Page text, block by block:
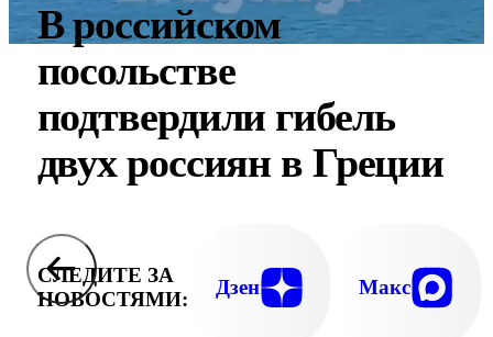
В российском
посольстве
подтвердили гибель
двух россиян в Греции
СЛЕДИТЕ ЗА
НОВОСТЯМИ:
Дзен Макс